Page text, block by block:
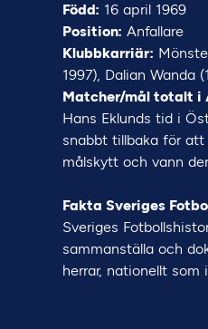
Född: 16 april 1969
Position: Anfallare
Klubbkarriär:
1997), Dalian Wanda
Matcher/mål totalt i
Hans Eklunds tid i
snabbt tillbaka för
målskytt och vann
Fakta Sveriges
Sveriges
sammanställa och
herrar, nationellt som